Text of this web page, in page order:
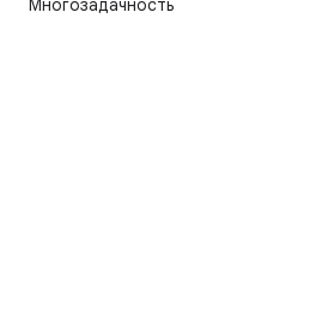
Многозадачность